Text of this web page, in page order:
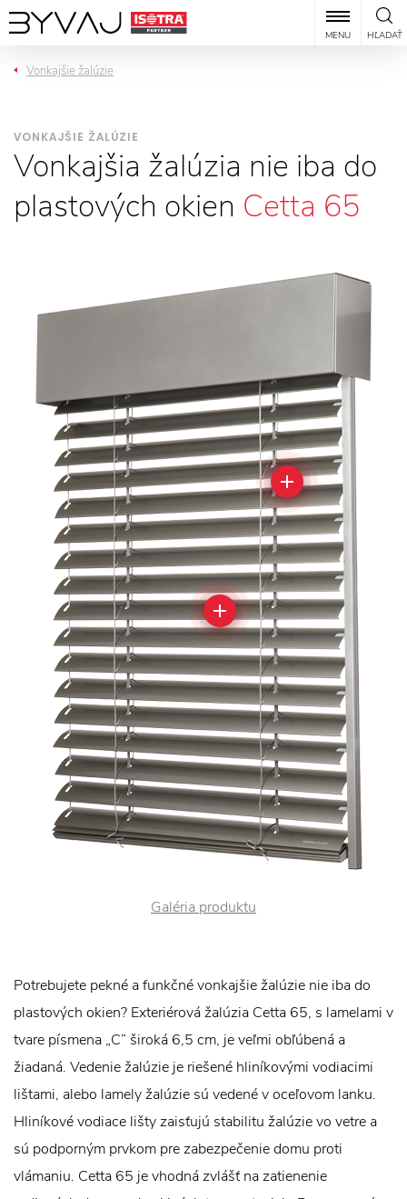
HĽADAŤ
MENU
Vonkajšie žalúzie
VONKAJŠIE ŽALÚZIE
Vonkajšia žalúzia nie iba do
plastových okien Cetta 65
Galéria produktu
Potrebujete pekné a funkčné vonkajšie žalúzie nie iba do
plastových okien? Exteriérová žalúzia Cetta 65, s lamelami v
tvare písmena „C“ široká 6,5 cm, je veľmi obľúbená a
žiadaná. Vedenie žalúzie je riešené hliníkovými vodiacimi
lištami, alebo lamely žalúzie sú vedené v oceľovom lanku.
Hliníkové vodiace lišty zaisťujú stabilitu žalúzie vo vetre a
sú podporným prvkom pre zabezpečenie domu proti
vlámaniu. Cetta 65 je vhodná zvlášť na zatienenie